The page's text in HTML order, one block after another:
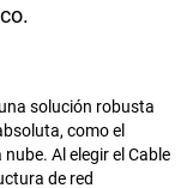
solución robusta
como el
Al elegir el Cable
de red